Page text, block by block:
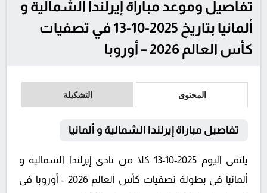
تفاصيل وموعد مباراة إيرلندا الشمالية و
ألمانيا بتاريخ 2025-10-13 في تصفيات
كأس العالم 2026 – أوروبا
المحتوى التشكيلة
تفاصيل مباراة إيرلندا الشمالية و ألمانيا
يلتقى اليوم 2025-10-13 كلا من نادى إيرلندا الشمالية و
ألمانيا فى بطولة تصفيات كأس العالم 2026 - أوروبا فى